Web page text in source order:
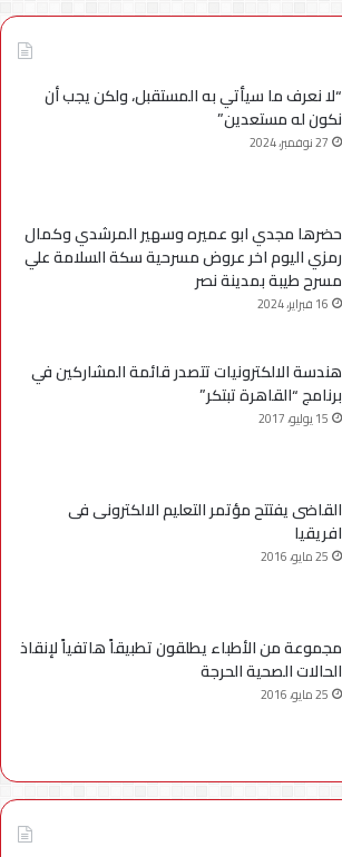
“لا نعرف ما سيأتي به المستقبل، ولكن يجب أن
نكون له مستعدين”
27 نوفمبر، 2024
حضرها مجدي ابو عميره وسهير المرشدي وكمال
رمزي اليوم اخر عروض مسرحية سكة السلامة علي
مسرح طيبة بمدينة نصر
16 فبراير، 2024
هندسة الالكترونيات تتصدر قائمة المشاركين في
برنامج “القاهرة تبتكر”
15 يوليو، 2017
القاضى يفتتح مؤتمر التعليم الالكترونى فى
افريقيا
25 مايو، 2016
مجموعة من الأطباء يطلقون تطبيقاً هاتفياً لإنقاذ
الحالات الصحية الحرجة
25 مايو، 2016